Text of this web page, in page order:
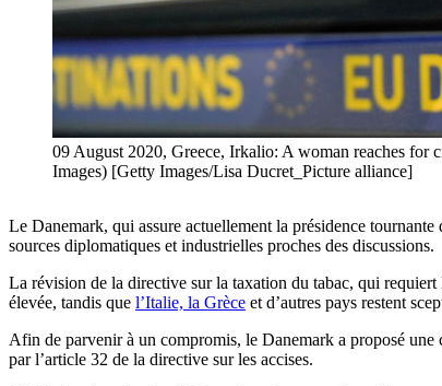
09 August 2020, Greece, Irkalio: A woman reaches
Images) [Getty Images/Lisa Ducret_Picture alliance]
Le Danemark, qui assure actuellement la présidence
sources diplomatiques et industrielles proches des discussions.
La révision de la directive sur la taxation du tabac, qui
élevée, tandis que l’Italie, la Grèce et d’autres pays restent
Afin de parvenir à un compromis, le Danemark a proposé une
par l’article 32 de la directive sur les accises.